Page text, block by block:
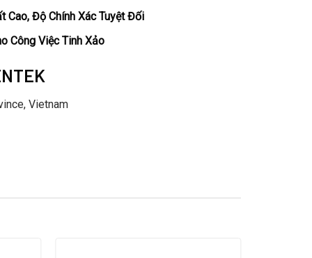
Cao, Độ Chính Xác Tuyệt Đối
Công Việc Tinh Xảo
Vietnam